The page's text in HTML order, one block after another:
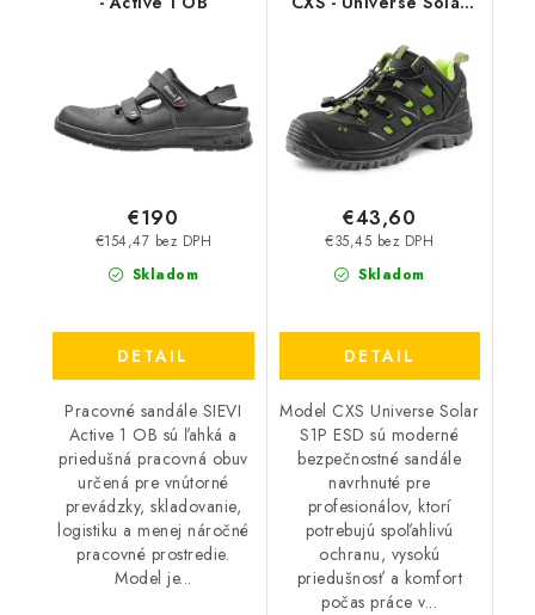
Skladom
€154,47 bez DPH
€190
DETAIL
Pracovné sandále SIEVI
Active 1 OB sú ľahká a
priedušná pracovná obuv
určená pre vnútorné
prevádzky, skladovanie,
logistiku a menej náročné
pracovné prostredie.
Model je...
Skladom
€35,45 bez DPH
€43,60
DETAIL
Model CXS Universe Solar
S1P ESD sú moderné
bezpečnostné sandále
navrhnuté pre
profesionálov, ktorí
potrebujú spoľahlivú
ochranu, vysokú
priedušnosť a komfort
počas práce v...